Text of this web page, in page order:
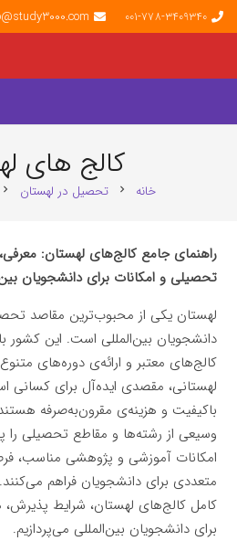
001-778-3409340
کالج های
خانه chevron_right تحصیل در لهستان chevron_right
راهنمای جامع کالج‌های لهستان:
تحصیلی و امکانات برای دانشجویان
لهستان یکی از محبوب‌ترین مقاصد
دانشجویان بین‌المللی است. این کشور
کالج‌های معتبر و ارائه‌ی دوره‌های
لهستانی، مقصدی ایده‌آل برای کسانی
باکیفیت و هزینه‌ی مقرون‌به‌صرفه
وسیعی از رشته‌ها و مقاطع تحصیلی
امکانات آموزشی و پژوهشی مناسب،
متعددی برای دانشجویان فراهم
کامل کالج‌های لهستان، شرایط پذیرش،
برای دانشجویان بین‌المللی می‌پردازیم.